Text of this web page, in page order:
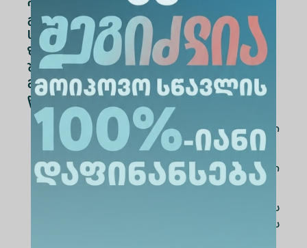
იმიტირებული სასამართლო პროცესები
გაიმართება ალტე უნივერსიტეტის
სასამართლოს იმიტირებულ დარბაზში.
ზეპირი რაუნდების შეფასება მოხდება
შემფასებელთა ე.წ. ,,მოსამართლეთა“
მიერ, რომლის შემადგენლობაში შედის 3
წევრი:
1 წევრი იუსტიციის უმაღლესი
სკოლის წარმომადგენელი,
1 წევრი გენერალური
პროკურატურის წარმომადგენელი,
1 წევრი ალტე უნივერსიტეტის
სამართლის სკოლის